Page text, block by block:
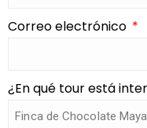
Correo electrónico
¿En qué tour está